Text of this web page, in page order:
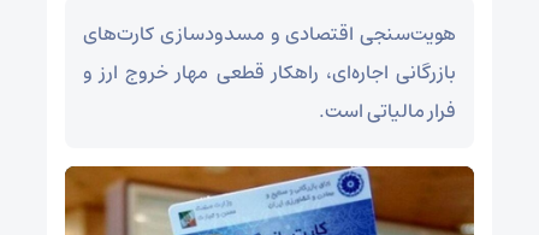
هویت‌سنجی اقتصادی و مسدودسازی کارت‌های
بازرگانی اجاره‌ای، راهکار قطعی مهار خروج ارز و
فرار مالیاتی است.